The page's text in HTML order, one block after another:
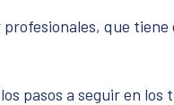
que
pasos a seguir en